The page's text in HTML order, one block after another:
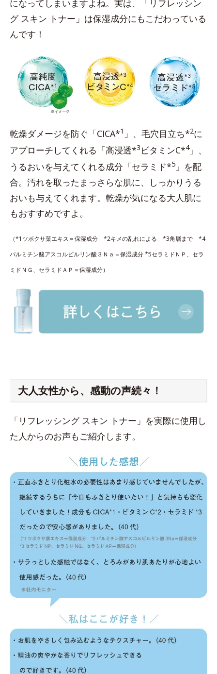
になってしまいますよね。実は、「リフレッシン
グ スキン トナー」は保湿成分にもこだわっている
んです！
乾燥ダメージを防ぐ「CICA*1 」、毛穴目立ち*2に
アプローチしてくれる「高浸透*3 ビタミンC*4」、
うるおいを与えてくれる成分「セラミド*5 」を配
合。汚れを取ったまっさらな肌に、しっかりうる
おいも与えてくれます。乾燥が気になる大人肌に
もおすすめですよ。
（*1ツボクサ葉エキス＝保湿成分 *2キメの乱れによる *3角層まで *4
パルミチン酸アスコルビルリン酸３Ｎａ＝保湿成分 *5セラミドＮＰ、セラ
ミドＮＧ、セラミドＡＰ＝保湿成分）
大人女性から、感動の声続々！
「リフレッシング スキン トナー」を実際に使用し
た人からのお声もご紹介します。